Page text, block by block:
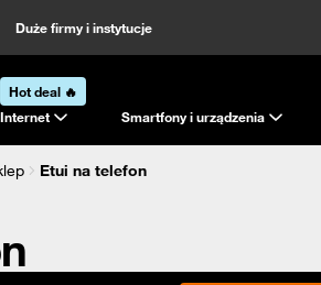
Duże firmy i instytucje
Hot deal 🔥
Internet
Smartfony i urządzenia
Etui na telefon